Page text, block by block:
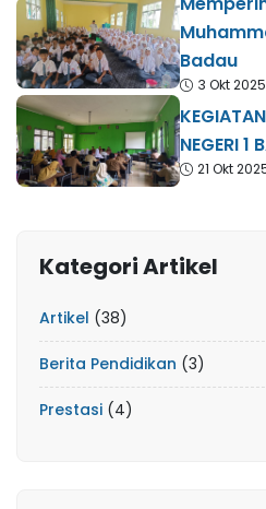
Badau
3 Okt 2025
NEGERI 1
21 Okt
Kategori Artikel
Artikel (38)
Berita Pendidikan (3)
Prestasi (4)